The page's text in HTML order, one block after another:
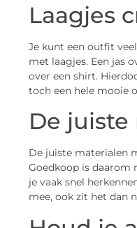
Laagjes
Je kunt een outfit
met laagjes. Een jas
over een shirt.
toch een hele mooie
De
De juiste materialen
Goedkoop is
je vaak snel
mee, ook zit het dan